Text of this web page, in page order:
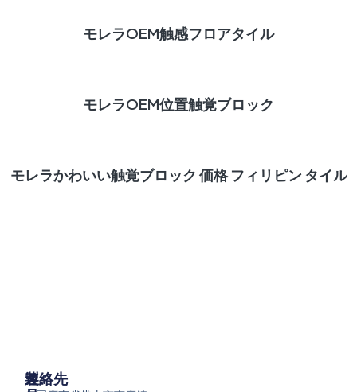
モレラOEM触感フロアタイル
モレラOEM位置触覚ブロック
モレラかわいい触覚ブロック 価格 フィリピン タイル
製
メ
連絡先